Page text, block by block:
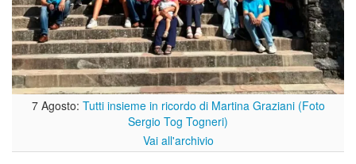
7 Agosto: Tutti insieme in ricordo di Martina Graziani (Foto
Sergio Tog Togneri)
Vai all'archivio